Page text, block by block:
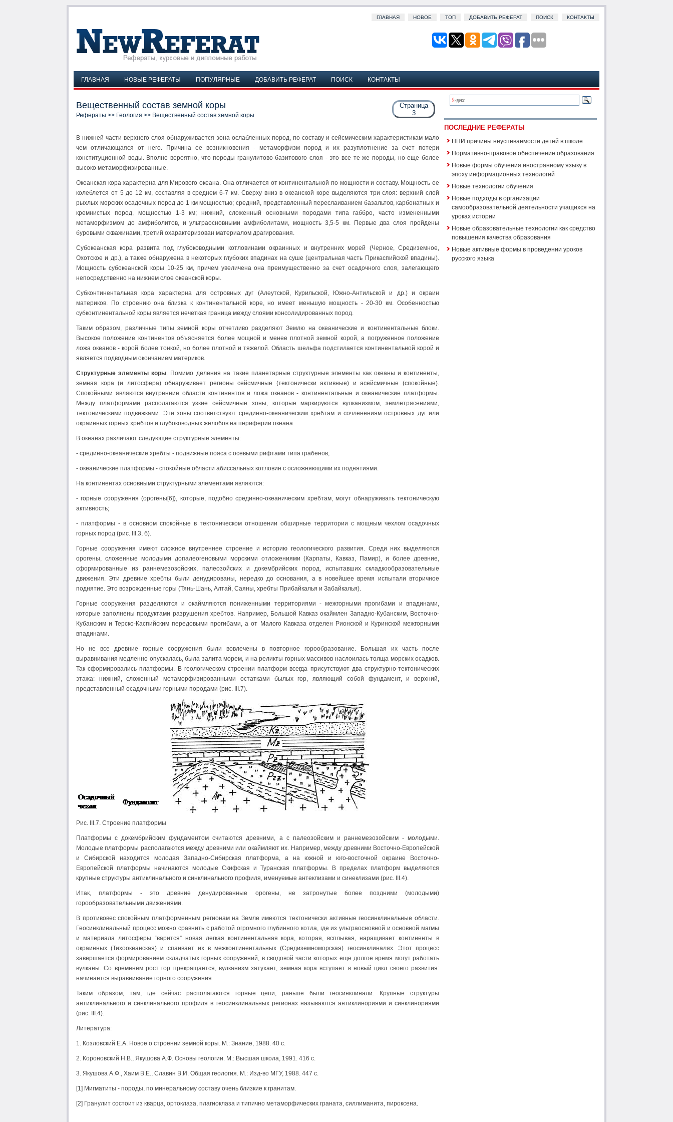
ГЛАВНАЯ НОВОЕ ТОП ДОБАВИТЬ РЕФЕРАТ ПОИСК КОНТАКТЫ
ГЛАВНАЯ НОВЫЕ РЕФЕРАТЫ ПОПУЛЯРНЫЕ ДОБАВИТЬ РЕФЕРАТ ПОИСК КОНТАКТЫ
Страница
3
Вещественный состав земной коры
Рефераты >> Геология >> Вещественный состав земной коры
В нижней части верхнего слоя обнаруживается зона ослабленных пород, по составу и сейсмическим характеристикам мало
чем отличающаяся от него. Причина ее возникновения - метаморфизм пород и их разуплотнение за счет потери
конституционной воды. Вполне вероятно, что породы гранулитово-базитового слоя - это все те же породы, но еще более
высоко метаморфизированные.
Океанская кора характерна для Мирового океана. Она отличается от континентальной по мощности и составу. Мощность ее
колеблется от 5 до 12 км, составляя в среднем 6-7 км. Сверху вниз в океанской коре выделяются три слоя: верхний слой
рыхлых морских осадочных пород до 1 км мощностью; средний, представленный переслаиванием базальтов, карбонатных и
кремнистых пород, мощностью 1-3 км; нижний, сложенный основными породами типа габбро, часто измененными
метаморфизмом до амфиболитов, и ультраосновными амфиболитами, мощность 3,5-5 км. Первые два слоя пройдены
буровыми скважинами, третий охарактеризован материалом драгирования.
Субокеанская кора развита под глубоководными котловинами окраинных и внутренних морей (Черное, Средиземное,
Охотское и др.), а также обнаружена в некоторых глубоких впадинах на суше (централь­ная часть Прикаспийской впадины).
Мощность субокеанской коры 10-25 км, причем увеличена она преимущественно за счет осадочного слоя, залегающего
непосредственно на нижнем слое океанской коры.
Субконтинентальная кора характерна для островных дуг (Алеут­ской, Курильской, Южно-Антильской и др.) и окраин
материков. По строению она близка к континентальной коре, но имеет меньшую мощность - 20-30 км. Особенностью
субконтинентальной коры является нечеткая граница между слоями консолидированных пород.
Таким образом, различные типы земной коры отчетливо разделяют Землю на океанические и континентальные блоки.
Высокое положение континентов объясняется более мощной и менее плотной земной корой, а погруженное положение
ложа океанов - корой более тонкой, но более плотной и тяжелой. Область шельфа подстилается континентальной корой и
является подводным окончанием материков.
Структурные элементы коры. Помимо деления на такие планетарные структурные элементы как океаны и континенты,
земная кора (и литосфера) обнаруживает регионы сейсмичные (тектонически активные) и асейсмичные (спокойные).
Спокойными являются внутренние области континентов и ложа океанов - континентальные и океанические платформы.
Между платформами располагаются узкие сейсмичные зоны, которые маркируются вулканизмом, землетрясениями,
тектоническими подвижками. Эти зоны соответствуют срединно-океаническим хребтам и сочленениям островных дуг или
окраинных горных хребтов и глубоководных желобов на периферии океана.
В океанах различают следующие структурные элементы:
- срединно-океанические хребты - подвижные пояса с осевыми рифтами типа грабенов;
- океанические платформы - спокойные области абиссальных котловин с осложняющими их поднятиями.
На континентах основными структурными элементами являются:
- горные сооружения (орогены[6]), которые, подобно срединно-океаническим хребтам, могут обнаруживать тектоническую
активность;
- платформы - в основном спокойные в тектоническом отношении обширные территории с мощным чехлом осадочных
горных пород (рис. III.3, б).
Горные сооружения имеют сложное внутреннее строение и историю геологического развития. Среди них выделяются
орогены, сложенные молодыми допалеогеновыми морскими отложениями (Карпа­ты, Кавказ, Памир), и более древние,
сформированные из раннемезозойских, палеозойских и докембрийских пород, испытавших складкообразовательные
движения. Эти древние хребты были денудированы, нередко до основания, а в новейшее время испытали вторичное
поднятие. Это возрожденные горы (Тянь-Шань, Алтай, Саяны, хребты Прибайкалья и Забайкалья).
Горные сооружения разделяются и окаймляются пониженными территориями - межгорными прогибами и впадинами,
которые заполнены продуктами разрушения хребтов. Например, Большой Кавказ окаймлен Западно-Кубанским, Восточно-
Кубанским и Терско-Каспий­ским передовыми прогибами, а от Малого Кавказа отделен Рионской и Куринской межгорными
впадинами.
Но не все древние горные сооружения были вовлечены в повторное горообразование. Большая их часть после
выравнивания медленно опускалась, была залита морем, и на реликты горных массивов наслоилась толща морских осадков.
Так сформировались платформы. В геологическом строении платформ всегда присутствуют два структурно-тектонических
этажа: нижний, сложенный метаморфизированными остатками былых гор, являющий собой фундамент, и верхний,
представленный осадочными горными породами (рис. III.7).
Рис. III.7. Строение платформы
Платформы с докембрийским фундаментом считаются древними, а с палеозойским и раннемезозойским - молодыми.
Молодые платформы располагаются между древними или окаймляют их. Например, между древними Восточно-Европейской
и Сибирской находится молодая Западно-Сибирская платформа, а на южной и юго-восточной окраине Восточно-
Европейской платформы начинаются молодые Скифская и Туранская платформы. В пределах платформ выделяются
крупные структуры антиклинального и синклинального профиля, именуемые антеклизами и синеклизами (рис. III.4).
Итак, платформы - это древние денудированные орогены, не затронутые более поздними (молодыми)
горообразовательными движениями.
В противовес спокойным платформенным регионам на Земле имеются тектонически активные геосинклинальные области.
Геосинклинальный процесс можно сравнить с работой огромного глубинного котла, где из ультраосновной и основной магмы
и материала литосферы “варится” новая легкая континентальная кора, которая, всплывая, наращивает континенты в
окраинных (Тихоокеанская) и спаивает их в межконтинентальных (Средиземноморская) геосинклиналях. Этот процесс
завершается формированием складчатых горных сооружений, в сводовой части которых еще долгое время могут работать
вулканы. Со временем рост гор прекращается, вулканизм затухает, земная кора вступает в новый цикл своего развития:
начинается выравнивание горного сооружения.
Таким образом, там, где сейчас располагаются горные цепи, раньше были геосинклинали. Крупные структуры
антиклинального и синклинального профиля в геосинклинальных регионах называются антиклинориями и синклинориями
(рис. III.4).
Литература:
1. Козловский Е.А. Новое о строении земной коры. М.: Знание, 1988. 40 с.
2. Короновский Н.В., Якушова А.Ф. Основы геологии. М.: Высшая школа, 1991. 416 с.
3. Якушова А.Ф., Хаим В.Е., Славин В.И. Общая геология. М.: Изд-во МГУ, 1988. 447 с.
[1] Мигматиты - породы, по минеральному составу очень близкие к гранитам.
[2] Гранулит состоит из кварца, ортоклаза, плагиоклаза и типично метаморфических граната, силлиманита, пироксена.
ПОСЛЕДНИЕ РЕФЕРАТЫ
НПИ причины неуспеваемости детей в школе
Нормативно-правовое обеспечение образования
Новые формы обучения иностранному языку в
эпоху информационных технологий
Новые технологии обучения
Новые подходы в организации
самообразовательной деятельности учащихся на
уроках истории
Новые образовательные технологии как средство
повышения качества образования
Новые активные формы в проведении уроков
русского языка